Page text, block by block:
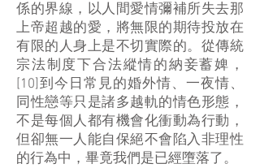
係的界線，以人間愛情彌補所失去那
上帝超越的愛，將無限的期待投放在
有限的人身上是不切實際的。從傳統
宗法制度下合法縱情的納妾蓄婢，
[10]到今日常見的婚外情、一夜情、
同性戀等只是諸多越軌的情色形態，
不是每個人都有機會化衝動為行動，
但卻無一人能自保絕不會陷入非理性
的行為中，畢竟我們是已經墮落了。